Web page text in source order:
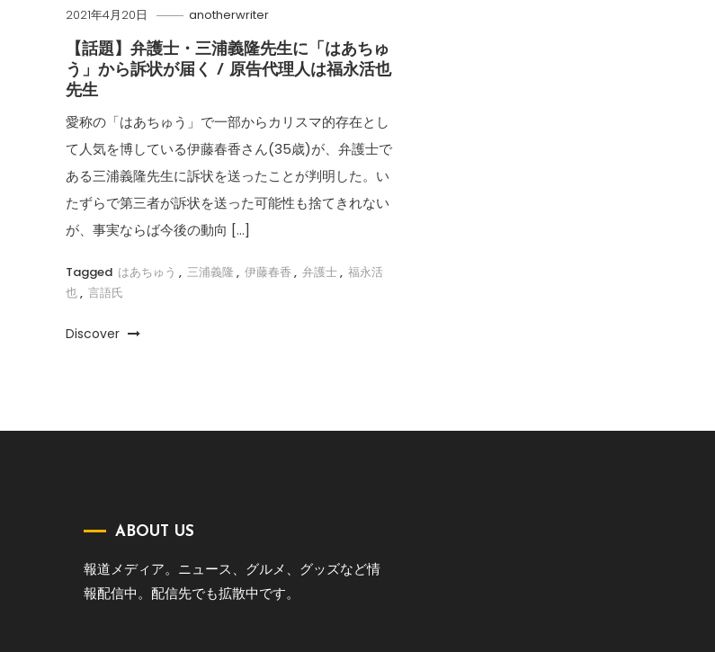
2021年4月20日 anotherwriter
【話題】弁護士・三浦義隆先生に「はあちゅ
う」から訴状が届く / 原告代理人は福永活也
先生
愛称の「はあちゅう」で一部からカリスマ的存在とし
て人気を博している伊藤春香さん(35歳)が、弁護士で
ある三浦義隆先生に訴状を送ったことが判明した。い
たずらで第三者が訴状を送った可能性も捨てきれない
が、事実ならば今後の動向 […]
Tagged はあちゅう , 三浦義隆 , 伊藤春香 , 弁護士, 福永活
也, 言語氏
Discover
ABOUT US
報道メディア。ニュース、グルメ、グッズなど情
報配信中。配信先でも拡散中です。